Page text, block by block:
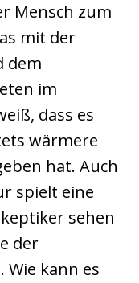
Mensch zum
mit der
dem
im
dass es
wärmere
hat. Auch
spielt eine
sehen
der
Wie kann es